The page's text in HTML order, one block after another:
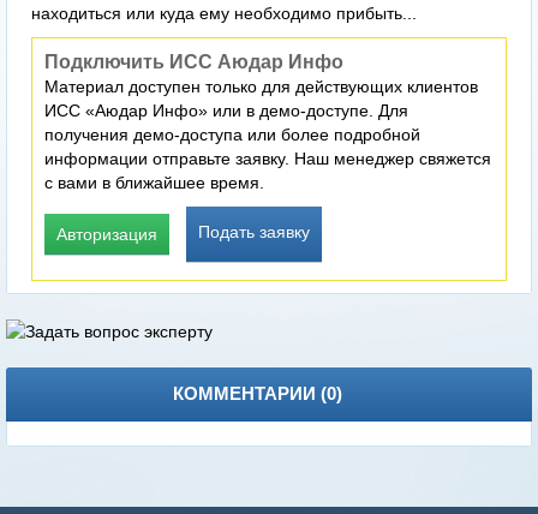
находиться или куда ему необходимо прибыть...
Подключить ИСС Аюдар Инфо
Материал доступен только для действующих клиентов
ИСС «Аюдар Инфо» или в демо-доступе. Для
получения демо-доступа или более подробной
информации отправьте заявку. Наш менеджер свяжется
с вами в ближайшее время.
Авторизация Подать заявку
КОММЕНТАРИИ (0)